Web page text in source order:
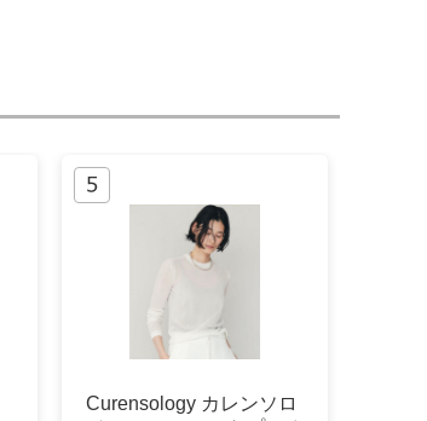
Curensology カレンソロ